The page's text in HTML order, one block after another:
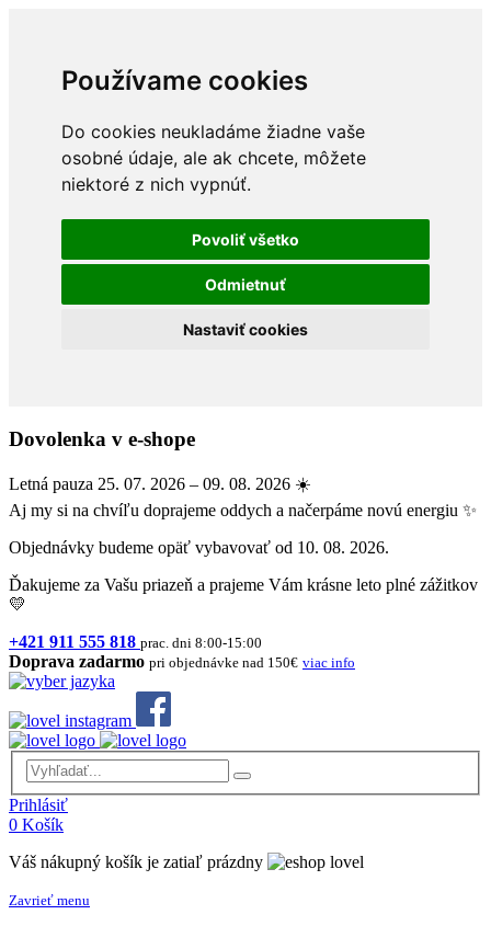
Používame cookies
Do cookies neukladáme žiadne vaše
osobné údaje, ale ak chcete, môžete
niektoré z nich vypnúť.
Povoliť všetko
Odmietnuť
Nastaviť cookies
Dovolenka v e-shope
Letná pauza 25. 07. 2026 – 09. 08. 2026 ☀️
Aj my si na chvíľu doprajeme oddych a načerpáme novú energiu ✨
Objednávky budeme opäť vybavovať od 10. 08. 2026.
Ďakujeme za Vašu priazeň a prajeme Vám krásne leto plné zážitkov
💛
+421 911 555 818 prac. dni 8:00-15:00
Doprava zadarmo pri objednávke nad 150€ viac info
Prihlásiť
0 Košík
Váš nákupný košík je zatiaľ prázdny
Zavrieť menu